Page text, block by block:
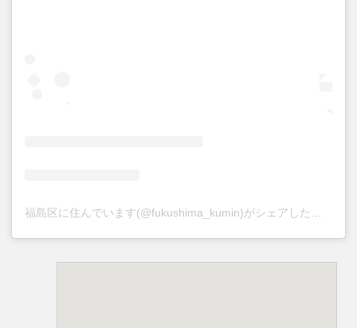
福島区に住んでいます(@fukushima_kumin)がシェアした投稿